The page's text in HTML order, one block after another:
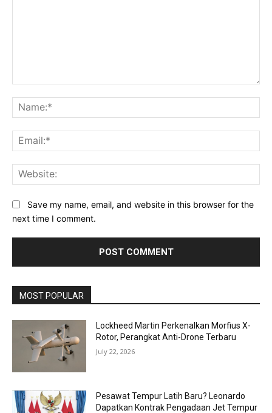
Save my name, email, and website in this browser for the
next time I comment.
MOST POPULAR
Lockheed Martin Perkenalkan Morfius X-
Rotor, Perangkat Anti-Drone Terbaru
July 22, 2026
Pesawat Tempur Latih Baru? Leonardo
Dapatkan Kontrak Pengadaan Jet Tempur